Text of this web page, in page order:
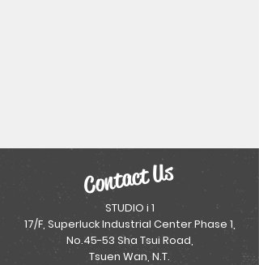
Contact Us
STUDIO i 1
17/F, Superluck Industrial Center Phase 1,
No.45-53 Sha Tsui Road,
Tsuen Wan, N.T.